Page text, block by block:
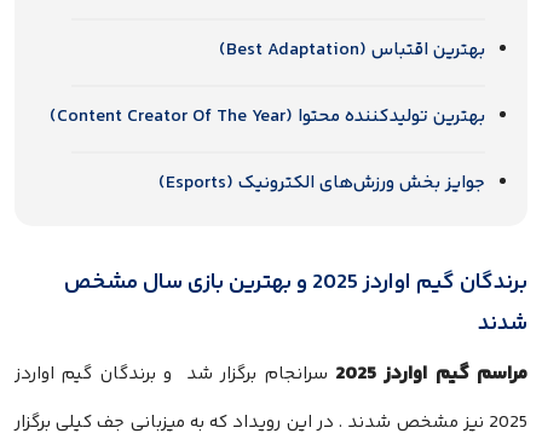
بهترین اقتباس (Best Adaptation)
بهترین تولیدکننده محتوا (Content Creator Of The Year)
جوایز بخش ورزش‌های الکترونیک (Esports)
برندگان گیم اواردز 2025 و بهترین بازی سال مشخص
شدند
مراسم گیم اواردز 2025
سرانجام برگزار شد و برندگان گیم اواردز
2025 نیز مشخص شدند . در این رویداد که به میزبانی جف کیلی برگزار